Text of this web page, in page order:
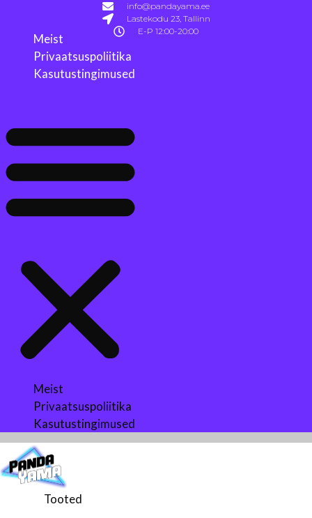
info@pandayama.ee
Lastekodu 23, Tallinn
E-P 12:00-20:00
Meist
Privaatsuspoliitika
Kasutustingimused
Meist
Privaatsuspoliitika
Kasutustingimused
Tooted